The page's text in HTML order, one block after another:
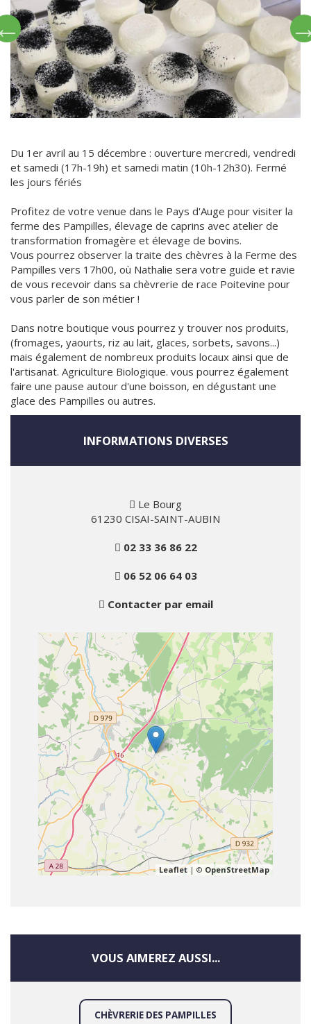
Du 1er avril au 15 décembre : ouverture mercredi, vendredi
et samedi (17h-19h) et samedi matin (10h-12h30). Fermé
les jours fériés
Profitez de votre venue dans le Pays d'Auge pour visiter la
ferme des Pampilles, élevage de caprins avec atelier de
transformation fromagère et élevage de bovins.
Vous pourrez observer la traite des chèvres à la Ferme des
Pampilles vers 17h00, où Nathalie sera votre guide et ravie
de vous recevoir dans sa chèvrerie de race Poitevine pour
vous parler de son métier !
Dans notre boutique vous pourrez y trouver nos produits,
(fromages, yaourts, riz au lait, glaces, sorbets, savons...)
mais également de nombreux produits locaux ainsi que de
l'artisanat. Agriculture Biologique. vous pourrez également
faire une pause autour d'une boisson, en dégustant une
glace des Pampilles ou autres.
INFORMATIONS DIVERSES
Le Bourg
61230 CISAI-SAINT-AUBIN
02 33 36 86 22
06 52 06 64 03
Contacter par email
Leaflet | © OpenStreetMap
VOUS AIMEREZ AUSSI...
CHÈVRERIE DES PAMPILLES